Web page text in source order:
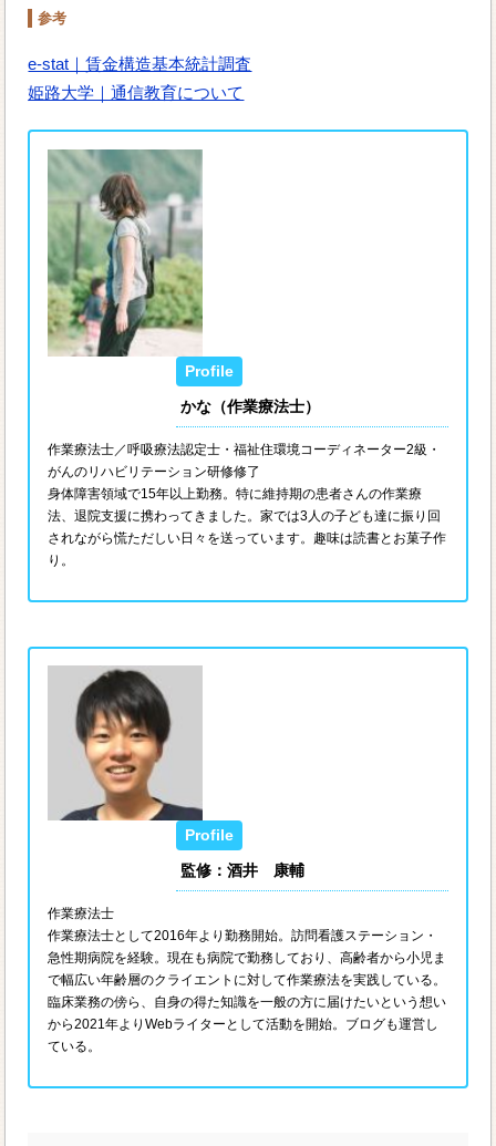
参考
e-stat｜賃金構造基本統計調査
姫路大学｜通信教育について
かな（作業療法士）
作業療法士／呼吸療法認定士・福祉住環境コーディネーター2級・
がんのリハビリテーション研修修了
身体障害領域で15年以上勤務。特に維持期の患者さんの作業療
法、退院支援に携わってきました。家では3人の子ども達に振り回
されながら慌ただしい日々を送っています。趣味は読書とお菓子作
り。
監修：酒井 康輔
作業療法士
作業療法士として2016年より勤務開始。訪問看護ステーション・
急性期病院を経験。現在も病院で勤務しており、高齢者から小児ま
で幅広い年齢層のクライエントに対して作業療法を実践している。
臨床業務の傍ら、自身の得た知識を一般の方に届けたいという想い
から2021年よりWebライターとして活動を開始。ブログも運営し
ている。